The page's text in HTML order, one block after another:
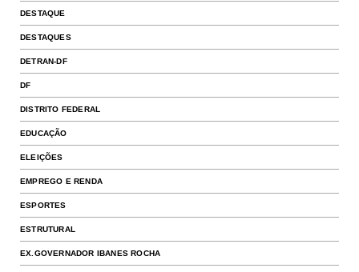
DESTAQUE
DESTAQUES
DETRAN-DF
DF
DISTRITO FEDERAL
EDUCAÇÃO
ELEIÇÕES
EMPREGO E RENDA
ESPORTES
ESTRUTURAL
EX.GOVERNADOR IBANES ROCHA